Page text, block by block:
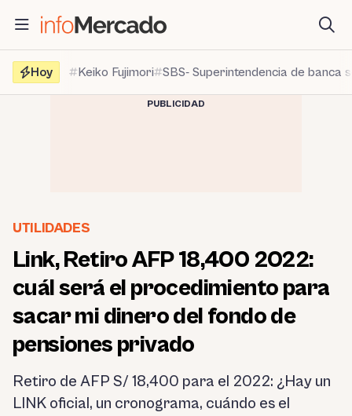
contenido
Hoy
Keiko Fujimori SBS- Superintendencia de banca
PUBLICIDAD
UTILIDADES
Link, Retiro AFP 18,400 2022:
cuál será el procedimiento para
sacar mi dinero del fondo de
pensiones privado
Retiro de AFP S/ 18,400 para el 2022: ¿Hay un
LINK oficial, un cronograma, cuándo es el